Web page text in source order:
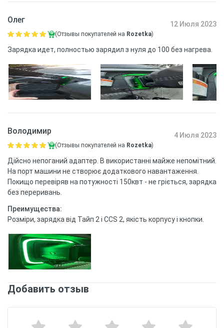
Олег 12 Июля 2023
(Отзывы покупателей на Rozetka)
Зарядка идет, полностью зарядил з нуля до 100 без нагрева.
Володимир 4 Июля 2023
(Отзывы покупателей на Rozetka)
Дійсно непоганий адаптер. В використанні майже непомітний.
На порт машини не створює додаткового навантаження.
Покищо перевіряв на потужності 150квт - не гріється, зарядка
без переривань.
Преимущества:
Розміри, зарядка від Тайп 2 і CCS 2, якість корпусу і кнопки.
Добавить отзыв